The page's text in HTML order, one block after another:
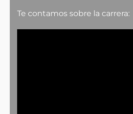
Te contamos sobre la carrera: